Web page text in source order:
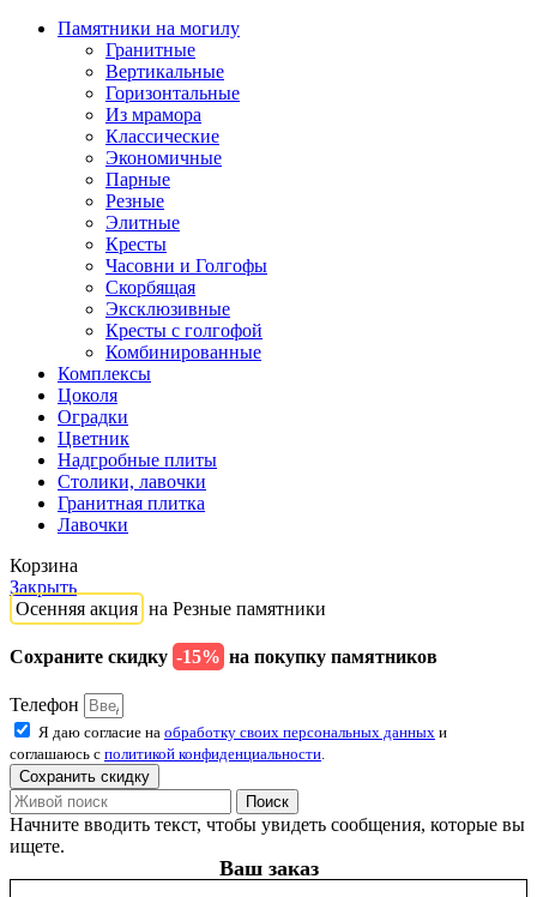
Памятники на могилу
Гранитные
Вертикальные
Горизонтальные
Из мрамора
Классические
Экономичные
Парные
Резные
Элитные
Кресты
Часовни и Голгофы
Скорбящая
Эксклюзивные
Кресты с голгофой
Комбинированные
Комплексы
Цоколя
Оградки
Цветник
Надгробные плиты
Столики, лавочки
Гранитная плитка
Лавочки
Корзина
Закрыть
Осенняя акция на Резные памятники
Сохраните скидку -15% на покупку памятников
Телефон
Я даю согласие на обработку своих персональных данных и
соглашаюсь с политикой конфиденциальности
Сохранить скидку
Поиск
Начните вводить текст, чтобы увидеть сообщения, которые вы
ищете.
Ваш заказ